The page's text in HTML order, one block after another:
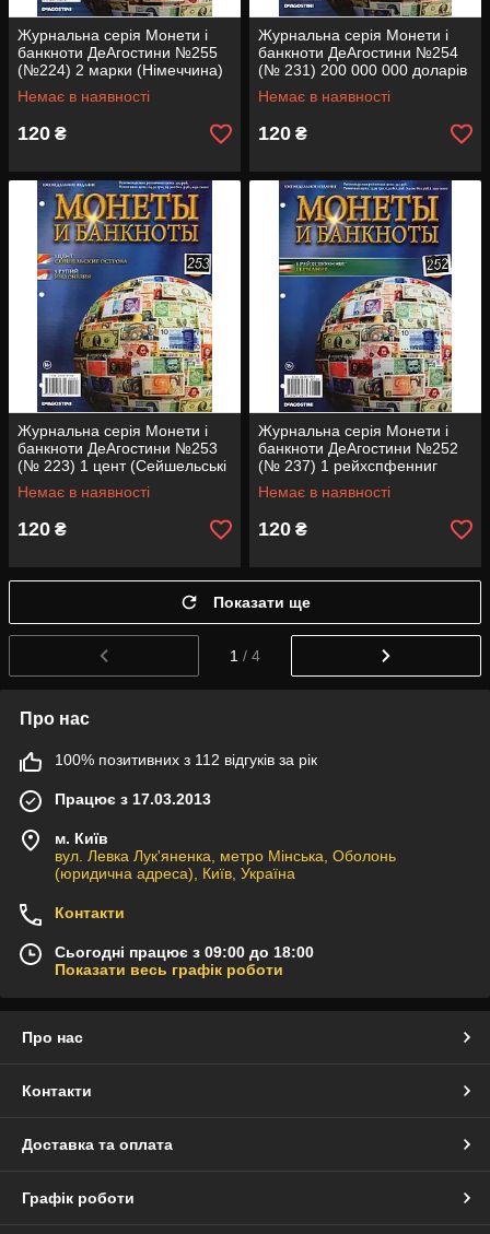
Журнальна серія Монети і
банкноти ДеАгостини №255
(№224) 2 марки (Німеччина)
25 ері (Швеція)
Немає в наявності
120 ₴
Журнальна серія Монети і
банкноти ДеАгостини №254
(№ 231) 200 000 000 доларів
(Зімбабве)
Немає в наявності
120 ₴
Журнальна серія Монети і
банкноти ДеАгостини №253
(№ 223) 1 цент (Сейшельські
острови), 5 рупій (Індонезія)
Немає в наявності
120 ₴
Журнальна серія Монети і
банкноти ДеАгостини №252
(№ 237) 1 рейхспфенниг
(Німеччина)
Немає в наявності
120 ₴
Показати ще
1 / 4
Про нас
100% позитивних з 112 відгуків за рік
Працює з 17.03.2013
м. Київ
вул. Левка Лук'яненка, метро Мінська, Оболонь
(юридична адреса), Київ, Україна
Контакти
Сьогодні працює з 09:00 до 18:00
Показати весь графік роботи
Про нас
Контакти
Доставка та оплата
Графік роботи